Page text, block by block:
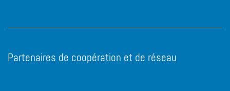
Partenaires de coopération et de réseau